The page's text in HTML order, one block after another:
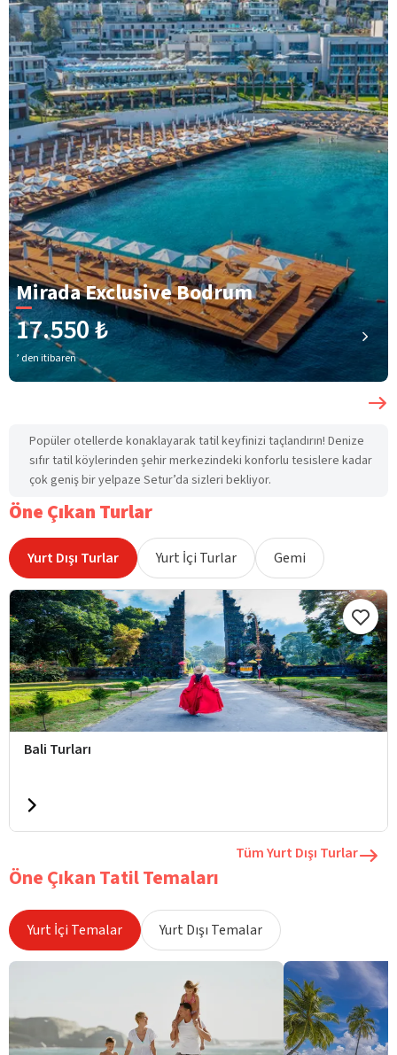
Mirada Exclusive Bodrum
17.550 ₺
’ den itibaren
Popüler otellerde konaklayarak tatil keyfinizi taçlandırın! Denize
sıfır tatil köylerinden şehir merkezindeki konforlu tesislere kadar
çok geniş bir yelpaze Setur’da sizleri bekliyor.
Öne Çıkan Turlar
Yurt Dışı Turlar Yurt İçi Turlar Gemi
Bali Turları
Tüm Yurt Dışı Turlar
Öne Çıkan Tatil Temaları
Yurt İçi Temalar Yurt Dışı Temalar